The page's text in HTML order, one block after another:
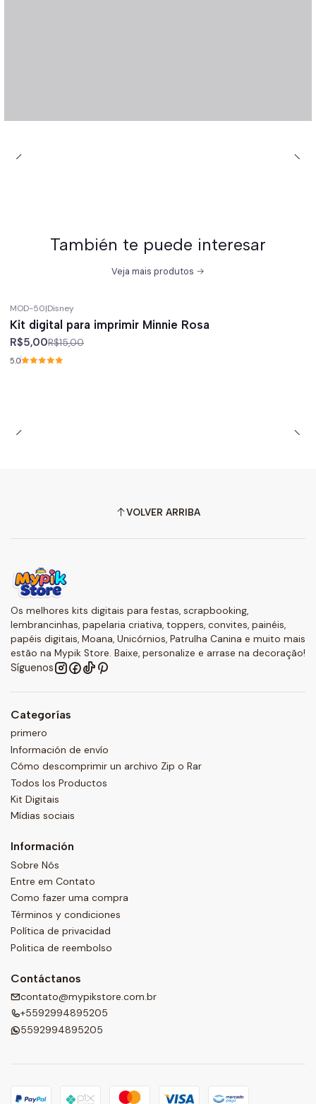
También te puede interesar
Veja mais produtos
-67% off
MOD-50|Disney
Kit digital para imprimir Minnie Rosa
R$5,00R$15,00
5.0
VOLVER ARRIBA
Os melhores kits digitais para festas, scrapbooking,
lembrancinhas, papelaria criativa, toppers, convites, painéis,
papéis digitais, Moana, Unicórnios, Patrulha Canina e muito mais
estão na Mypik Store. Baixe, personalize e arrase na decoração!
Síguenos
Categorías
primero
Información de envío
Cómo descomprimir un archivo Zip o Rar
Todos los Productos
Kit Digitais
Mídias sociais
Información
Sobre Nós
Entre em Contato
Como fazer uma compra
Términos y condiciones
Política de privacidad
Politica de reembolso
Contáctanos
contato@mypikstore.com.br
+5592994895205
5592994895205